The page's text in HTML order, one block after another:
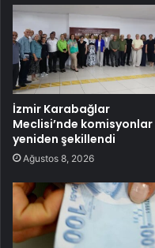
İzmir Karabağlar
Meclisi’nde komisyonlar
yeniden şekillendi
Ağustos 8, 2026